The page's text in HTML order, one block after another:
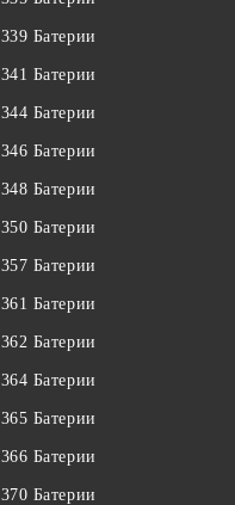
339 Батерии
341 Батерии
344 Батерии
346 Батерии
348 Батерии
350 Батерии
357 Батерии
361 Батерии
362 Батерии
364 Батерии
365 Батерии
366 Батерии
370 Батерии